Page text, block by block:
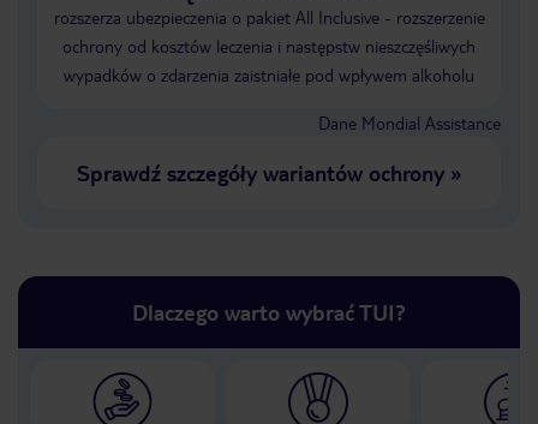
rozszerza ubezpieczenia o pakiet All Inclusive - rozszerzenie
ochrony od kosztów leczenia i następstw nieszczęśliwych
wypadków o zdarzenia zaistniałe pod wpływem alkoholu
Dane Mondial Assistance
Sprawdź szczegóły wariantów ochrony»
Dlaczego warto wybrać TUI?